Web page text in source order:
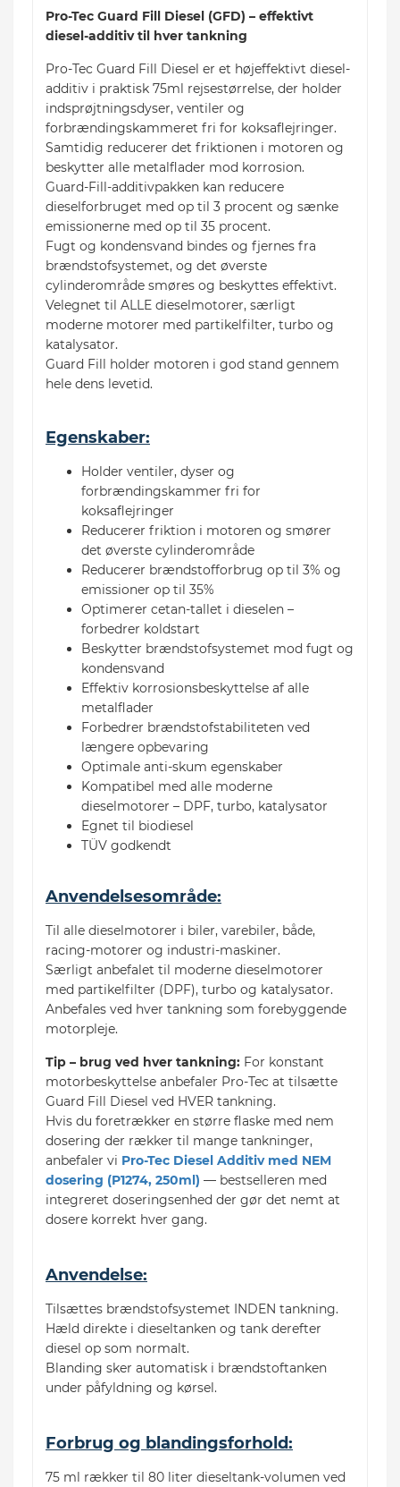
Pro-Tec Guard Fill Diesel (GFD) – effektivt
diesel-additiv til hver tankning
Pro-Tec Guard Fill Diesel er et højeffektivt diesel-
additiv i praktisk 75ml rejsestørrelse, der holder
indsprøjtningsdyser, ventiler og
forbrændingskammeret fri for koksaflejringer.
Samtidig reducerer det friktionen i motoren og
beskytter alle metalflader mod korrosion.
Guard-Fill-additivpakken kan reducere
dieselforbruget med op til 3 procent og sænke
emissionerne med op til 35 procent.
Fugt og kondensvand bindes og fjernes fra
brændstofsystemet, og det øverste
cylinderområde smøres og beskyttes effektivt.
Velegnet til ALLE dieselmotorer, særligt
moderne motorer med partikelfilter, turbo og
katalysator.
Guard Fill holder motoren i god stand gennem
hele dens levetid.
Egenskaber:
Holder ventiler, dyser og
forbrændingskammer fri for
koksaflejringer
Reducerer friktion i motoren og smører
det øverste cylinderområde
Reducerer brændstofforbrug op til 3% og
emissioner op til 35%
Optimerer cetan-tallet i dieselen –
forbedrer koldstart
Beskytter brændstofsystemet mod fugt og
kondensvand
Effektiv korrosionsbeskyttelse af alle
metalflader
Forbedrer brændstofstabiliteten ved
længere opbevaring
Optimale anti-skum egenskaber
Kompatibel med alle moderne
dieselmotorer – DPF, turbo, katalysator
Egnet til biodiesel
TÜV godkendt
Anvendelsesområde:
Til alle dieselmotorer i biler, varebiler, både,
racing-motorer og industri-maskiner.
Særligt anbefalet til moderne dieselmotorer
med partikelfilter (DPF), turbo og katalysator.
Anbefales ved hver tankning som forebyggende
motorpleje.
Tip – brug ved hver tankning: For konstant
motorbeskyttelse anbefaler Pro-Tec at tilsætte
Guard Fill Diesel ved HVER tankning.
Hvis du foretrækker en større flaske med nem
dosering der rækker til mange tankninger,
anbefaler vi Pro-Tec Diesel Additiv med NEM
dosering (P1274, 250ml) — bestselleren med
integreret doseringsenhed der gør det nemt at
dosere korrekt hver gang.
Anvendelse:
Tilsættes brændstofsystemet INDEN tankning.
Hæld direkte i dieseltanken og tank derefter
diesel op som normalt.
Blanding sker automatisk i brændstoftanken
under påfyldning og kørsel.
Forbrug og blandingsforhold:
75 ml rækker til 80 liter dieseltank-volumen ved